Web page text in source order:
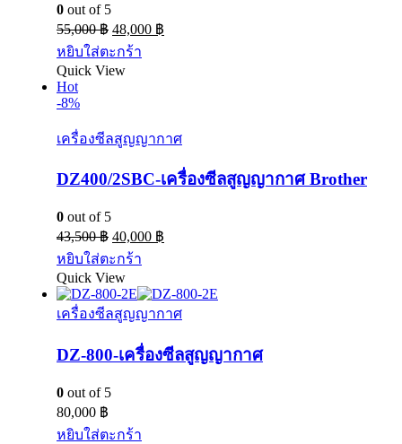
0 out of 5
55,000฿ 48,000 ฿
หยิบใส่ตะกร้า
Quick View
Hot
-8%
เครื่องซีลสูญญากาศ
DZ400/2SBC-เครื่องซีลสูญญากาศ Brother
0 out of 5
43,500฿ 40,000 ฿
หยิบใส่ตะกร้า
Quick View
เครื่องซีลสูญญากาศ
DZ-800-เครื่องซีลสูญญากาศ
0 out of 5
80,000 ฿
หยิบใส่ตะกร้า